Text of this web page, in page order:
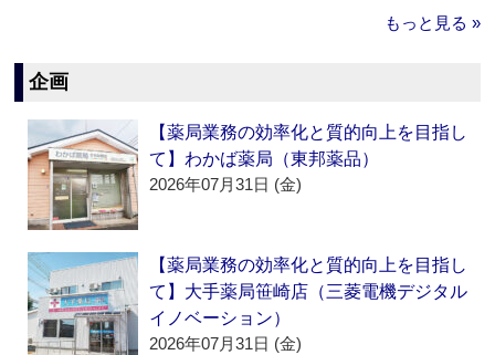
もっと見る »
企画
【薬局業務の効率化と質的向上を目指し
て】わかば薬局（東邦薬品）
2026年07月31日 (金)
【薬局業務の効率化と質的向上を目指し
て】大手薬局笹崎店（三菱電機デジタル
イノベーション）
2026年07月31日 (金)